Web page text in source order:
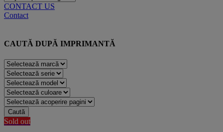
CONTACT US
Contact
CAUTĂ DUPĂ IMPRIMANTĂ
Caută
Sold out